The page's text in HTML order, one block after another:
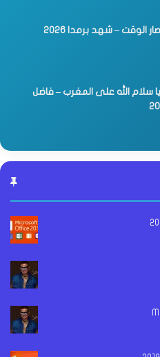
الوقت – شهد برمدا 2026
سلام الله على المغرب – فاضل